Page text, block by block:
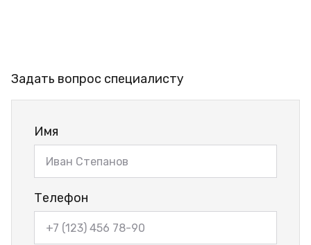
Задать вопрос специалисту
Имя
Телефон